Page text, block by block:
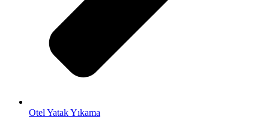
Otel Yatak Yıkama